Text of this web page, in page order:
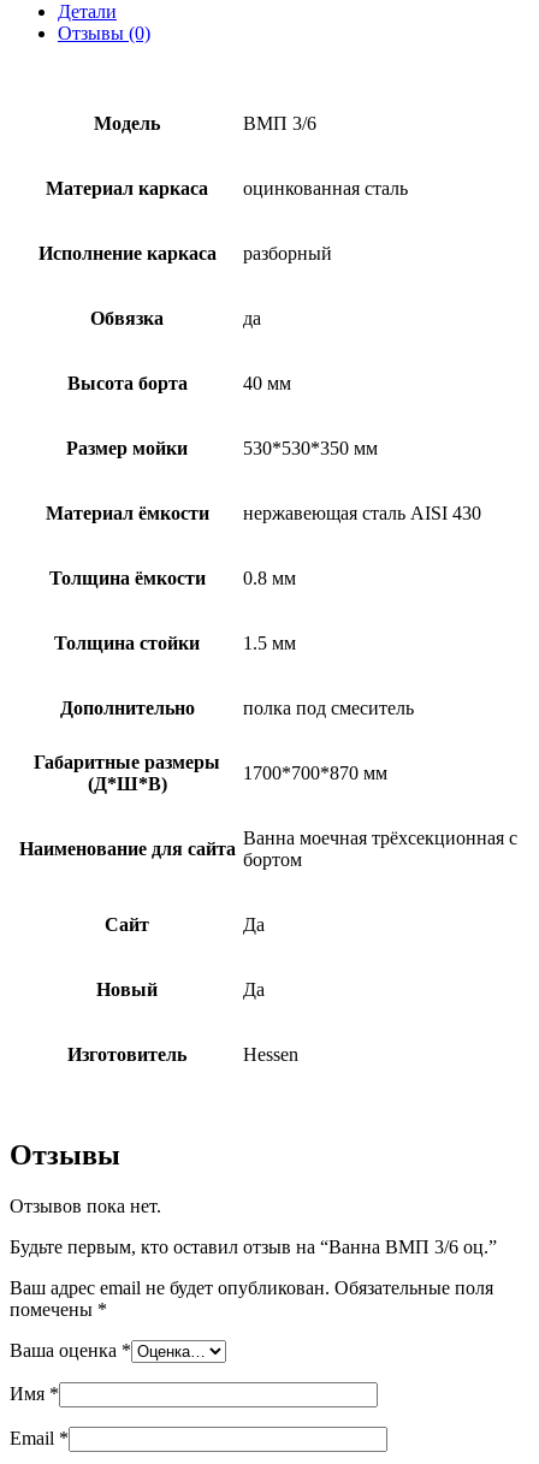
Детали
Отзывы (0)
Модель ВМП 3/6
Материал каркаса оцинкованная сталь
Исполнение каркаса разборный
Обвязка да
Высота борта 40 мм
Размер мойки 530*530*350 мм
Материал ёмкости нержавеющая сталь AISI 430
Толщина ёмкости 0.8 мм
Толщина стойки 1.5 мм
Дополнительно полка под смеситель
Габаритные размеры
(Д*Ш*В)
1700*700*870 мм
Наименование для сайта
Ванна моечная трёхсекционная с
бортом
Сайт Да
Новый Да
Изготовитель Hessen
Отзывы
Отзывов пока нет.
Будьте первым, кто оставил отзыв на “Ванна ВМП 3/6 оц.”
Ваш адрес email не будет опубликован. Обязательные поля
помечены *
Ваша оценка *
Имя *
Email *